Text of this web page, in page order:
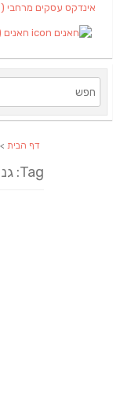
אינדקס עסקים מרחבי (100)
חאנים
דף הבית >
Tag: גנן באשכול